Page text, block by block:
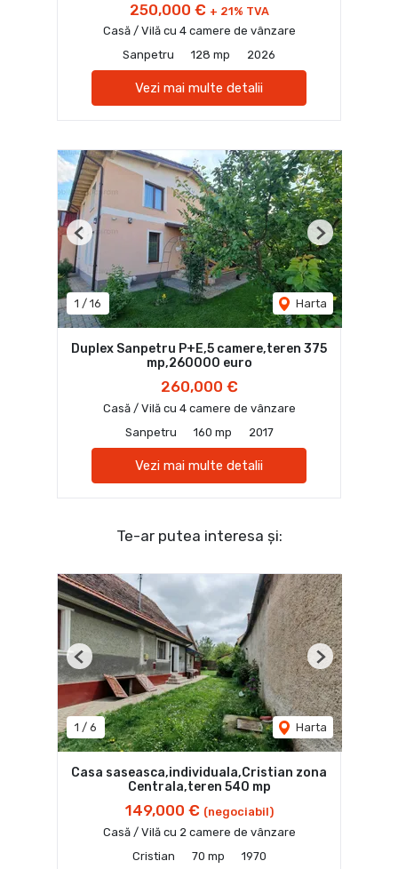
250,000 € + 21% TVA
Casă / Vilă cu 4 camere de vânzare
Sanpetru
128 mp 2026
Vezi mai multe detalii
1 / 16 Harta
Previous Next
Duplex Sanpetru P+E,5 camere,teren 375
mp,260000 euro
260,000 €
Casă / Vilă cu 4 camere de vânzare
Sanpetru
160 mp 2017
Vezi mai multe detalii
Te-ar putea interesa și:
1 / 6 Harta
Previous Next
Casa saseasca,individuala,Cristian zona
Centrala,teren 540 mp
149,000 € (negociabil)
Casă / Vilă cu 2 camere de vânzare
Cristian
70 mp 1970